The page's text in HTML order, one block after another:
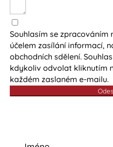
Souhlasím se zpracováním
účelem zasílání informací,
obchodních sdělení.
kdykoliv odvolat kliknutím
každém zaslaném e-mailu.